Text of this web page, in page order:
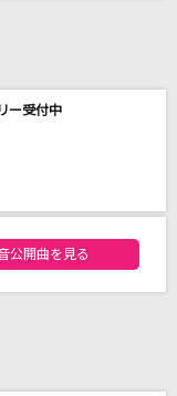
ー受付中
ンキング
公開曲を見る